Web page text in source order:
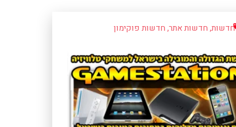
חדשות, חדשות אתר, חדשות פוקימון